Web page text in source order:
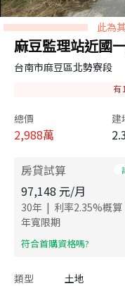
此為
麻豆監理站近國
台南市麻豆區北勢寮段
有1
總價
2,988萬
建
房貸試算
97,148 元/月
30年 | 利率2.35%概算
年寬限期
​符合首購資格嗎?
類型 土地